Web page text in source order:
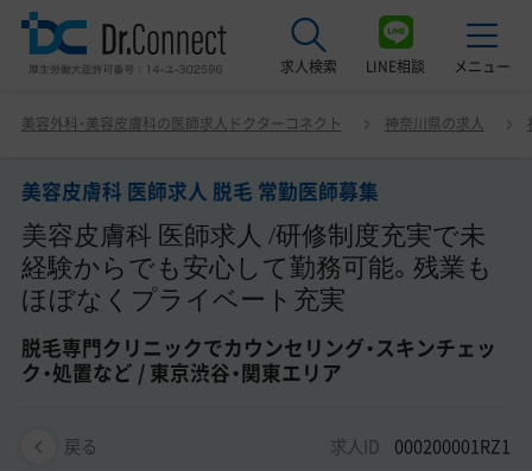
求人検索 LINE相談 メニュー
美容クリニック見学ご希望の方はこちら
サービス紹介
ドクターコネクトの強み
エージェント紹介
美容外科・美容皮膚科の医師求人ドクターコネクト 神奈川県の求人
美容皮膚科 医師求人 脱毛 常勤医師募集
美容皮膚科 医師求人 /研修制度充実で未
経験からでも安心して勤務可能。残業も
ほぼなくプライベート充実
脱毛専門クリニックでカウンセリング・スキンチェッ
ク・処置など / 東京渋谷・関東エリア
戻る 求人ID 000200001RZ1
美容皮膚科 医師求人 脱毛 常勤医師募集 美容皮膚科 医師
求人 /研修制度充実で未経験からでも安心して勤務可能。
カウンセリング・スキンチェック・処置など / 東京渋谷・関